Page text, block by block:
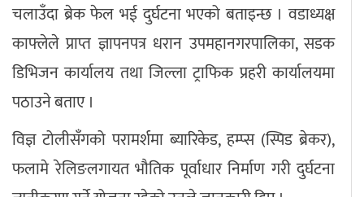
चलाउँदा ब्रेक फेल भई दुर्घटना भएको बताइन्छ । वडाध्यक्ष
काफ्लेले प्राप्त ज्ञापनपत्र धरान उपमहानगरपालिका, सडक
डिभिजन कार्यालय तथा जिल्ला ट्राफिक प्रहरी कार्यालयमा
पठाउने बताए ।
विज्ञ टोलीसँगको परामर्शमा ब्यारिकेड, हम्प्स (स्पिड ब्रेकर),
फलामे रेलिङलगायत भौतिक पूर्वाधार निर्माण गरी दुर्घटना